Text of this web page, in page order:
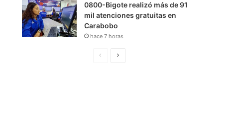
0800-Bigote realizó más de 91
mil atenciones gratuitas en
Carabobo
hace 7 horas
S